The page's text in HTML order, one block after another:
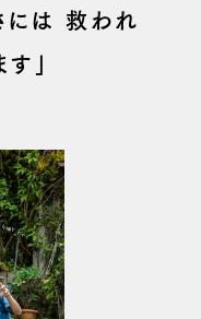
には 救われ
」